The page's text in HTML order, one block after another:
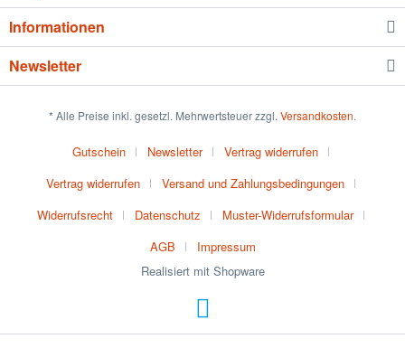
Informationen
Newsletter
* Alle Preise inkl. gesetzl. Mehrwertsteuer zzgl. Versandkosten.
Gutschein Newsletter
Vertrag widerrufen
Vertrag widerrufen
Versand und Zahlungsbedingungen
Widerrufsrecht
Datenschutz
Muster-Widerrufsformular
AGB
Impressum
Realisiert mit Shopware